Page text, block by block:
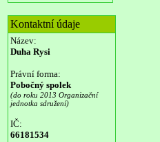
Kontaktní údaje
Název:
Duha Rysi
Právní forma:
Pobočný spolek
(do roku 2013 Organizační
jednotka sdružení)
IČ:
66181534